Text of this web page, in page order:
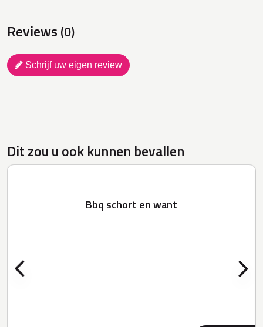
Reviews (0)
Schrijf uw eigen review
Dit zou u ook kunnen bevallen
Bbq schort en want